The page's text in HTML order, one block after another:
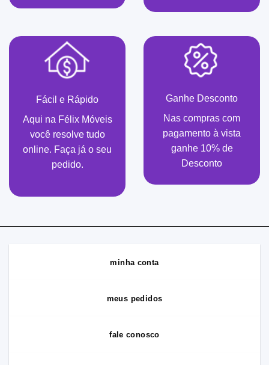
Fácil e Rápido
Aqui na Félix Móveis
você resolve tudo
online. Faça já o seu
pedido.
Ganhe Desconto
Nas compras com
pagamento à vista
ganhe 10% de
Desconto
minha conta
meus pedidos
fale conosco